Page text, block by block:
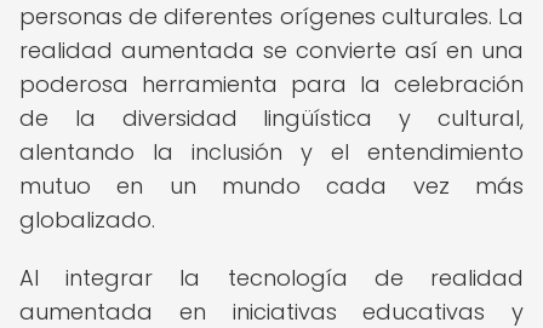
personas de diferentes orígenes culturales. La
realidad aumentada se convierte así en una
poderosa herramienta para la celebración
de la diversidad lingüística y cultural,
alentando la inclusión y el entendimiento
mutuo en un mundo cada vez más
globalizado.
Al integrar la tecnología de realidad
aumentada en iniciativas educativas y